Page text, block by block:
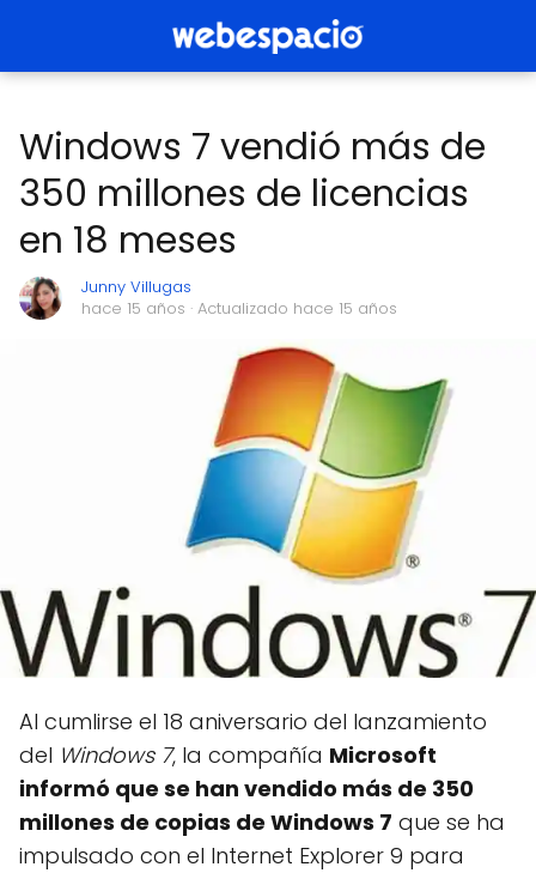
Windows 7 vendió más de
350 millones de licencias
en 18 meses
Junny Villugas
hace 15 años · Actualizado hace 15 años
Al cumlirse el 18 aniversario del lanzamiento
del Windows 7, la compañía Microsoft
informó que se han vendido más de 350
millones de copias de Windows 7 que se ha
impulsado con el Internet Explorer 9 para